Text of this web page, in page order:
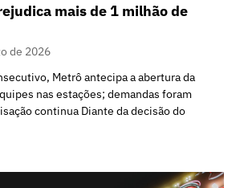
mais de 1 milhão de
de 2026
Metrô antecipa a abertura da
nas estações; demandas foram
continua Diante da decisão do